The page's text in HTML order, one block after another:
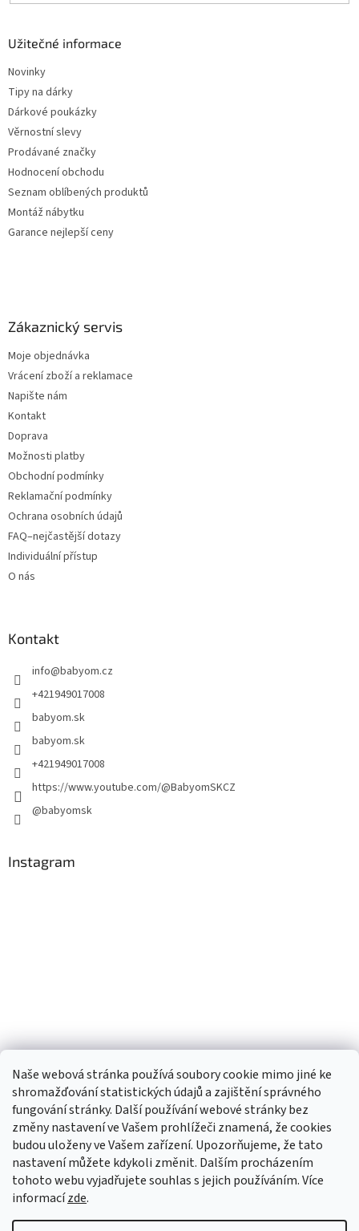
Naše webová stránka používá soubory cookie mimo jiné ke
shromažďování statistických údajů a zajištění správného
fungování stránky. Další používání webové stránky bez
změny nastavení ve Vašem prohlížeči znamená, že cookies
budou uloženy ve Vašem zařízení. Upozorňujeme, že tato
nastavení můžete kdykoli změnit. Dalším procházením
tohoto webu vyjadřujete souhlas s jejich používáním. Více
informacízde.
Užitečné informace
Novinky
Tipy na dárky
Dárkové poukázky
Věrnostní slevy
Prodávané značky
Hodnocení obchodu
Seznam oblíbených produktů
Montáž nábytku
Garance nejlepší ceny
Zákaznický servis
Moje objednávka
Vrácení zboží a reklamace
Napište nám
Kontakt
Doprava
Možnosti platby
Obchodní podmínky
Reklamační podmínky
Ochrana osobních údajů
FAQ–nejčastější dotazy
Individuální přístup
O nás
Kontakt
info@babyom.cz
+421949017008
babyom.sk
babyom.sk
+421949017008
https://www.youtube.com/@BabyomSKCZ
@babyomsk
Instagram
TIk Tok Instagram Facebook
Vytvořil Shoptet